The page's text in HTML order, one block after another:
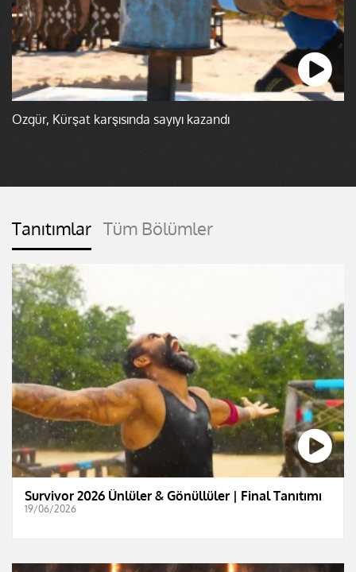
Özgür, Kürşat karşısında sayıyı kazandı
Tanıtımlar Tüm Bölümler
Survivor 2026 Ünlüler & Gönüllüler | Final Tanıtımı
19/06/2026